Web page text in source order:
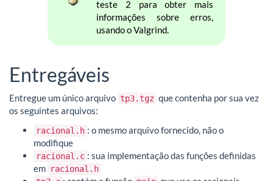
teste 2 para obter mais
informações sobre erros,
usando o Valgrind.
Entregáveis
Entregue um único arquivo tp3.tgz que contenha por sua vez
os seguintes arquivos:
racional.h : o mesmo arquivo fornecido, não o
modifique
racional.c : sua implementação das funções definidas
em racional.h